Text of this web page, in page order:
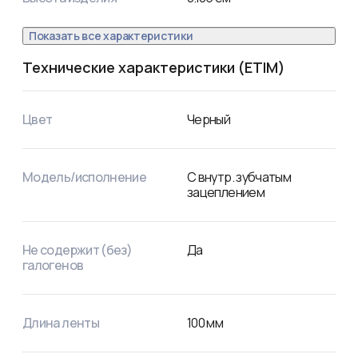
Показать все характеристики
Технические характеристики (ETIM)
Цвет Черный
Модель/исполнение
С внутр. зубчатым
зацеплением
Не содержит (без)
галогенов
Да
Длина ленты 100мм